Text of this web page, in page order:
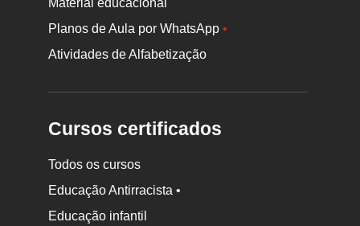
Material educacional
Planos de Aula por WhatsApp•
Atividades de Alfabetização
Cursos certificados
Todos os cursos
Educação Antirracista •
Educação infantil